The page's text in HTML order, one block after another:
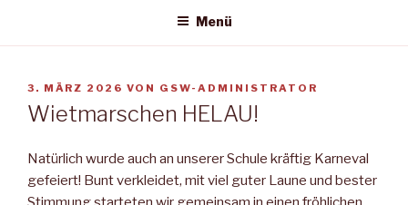
Menü
VERÖFFENTLICHT
AM
3. MÄRZ 2026 VON GSW-ADMINISTRATOR
Wietmarschen HELAU!
Natürlich wurde auch an unserer Schule kräftig Karneval
gefeiert! Bunt verkleidet, mit viel guter Laune und bester